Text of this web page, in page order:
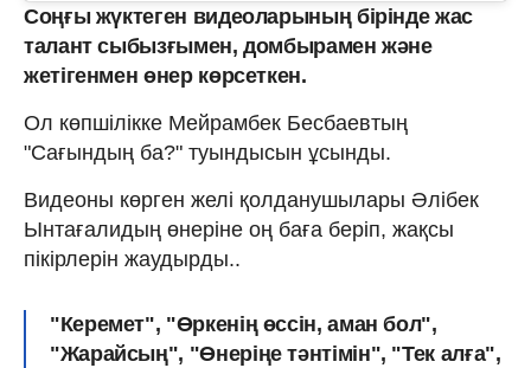
Соңғы жүктеген видеоларының бірінде жас
талант сыбызғымен, домбырамен және
жетігенмен өнер көрсеткен.
Ол көпшілікке Мейрамбек Бесбаевтың
"Сағындың ба?" туындысын ұсынды.
Видеоны көрген желі қолданушылары Әлібек
Ынтағалидың өнеріне оң баға беріп, жақсы
пікірлерін жаудырды..
"Керемет", "Өркенің өссін, аман бол",
"Жарайсың", "Өнеріңе тәнтімін", "Тек алға",